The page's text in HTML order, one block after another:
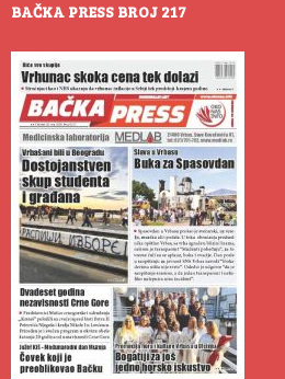
BAČKA PRESS BROJ 217